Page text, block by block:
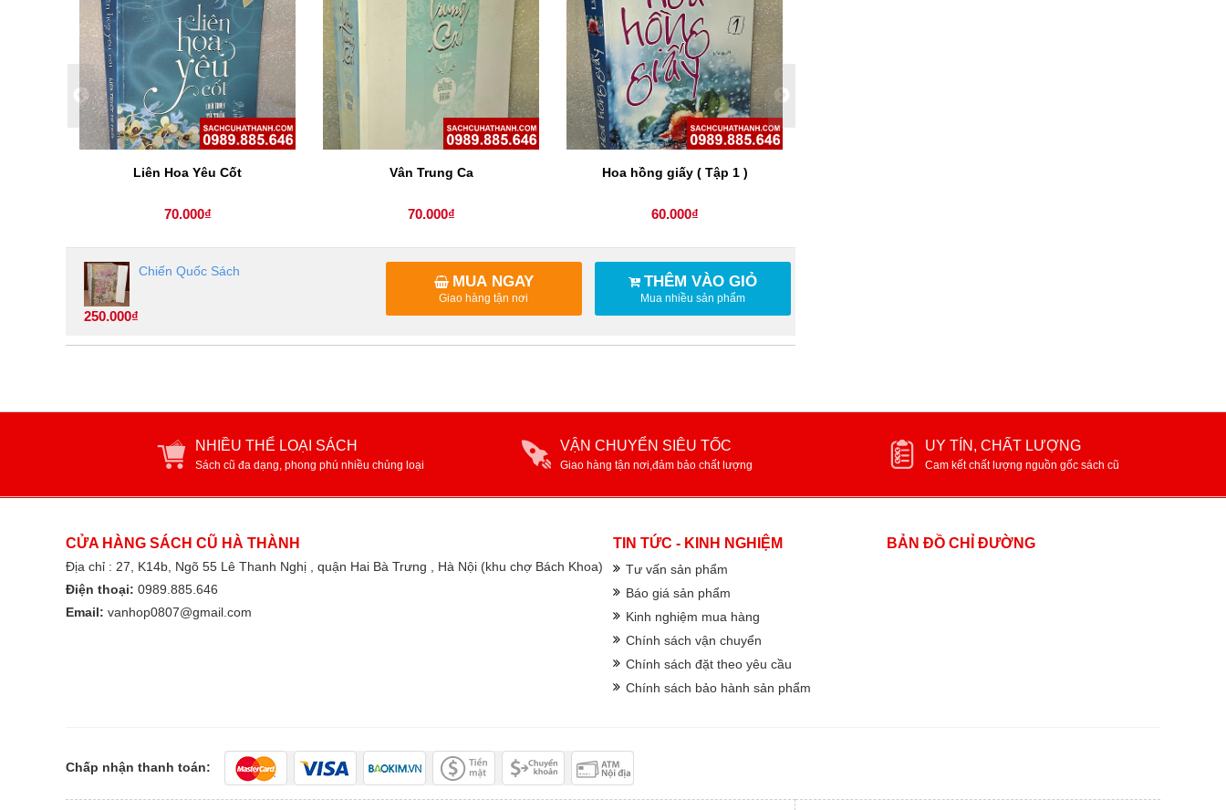
Liên Hoa Yêu Cốt
70.000₫
Vân Trung Ca
70.000₫
Hoa hồng giấy ( Tập 1 )
60.000₫
Chiến Quốc Sách
250.000₫
THÊM VÀO GIỎ
Mua nhiều sản phẩm
MUA NGAY
Giao hàng tận nơi
NHIỀU THỂ LOẠI SÁCH
Sách cũ đa dạng, phong phú nhiều chủng loại
VẬN CHUYỂN SIÊU TỐC
Giao hàng tận nơi,đảm bảo chất lượng
UY TÍN, CHẤT LƯỢNG
Cam kết chất lượng nguồn gốc sách cũ
CỬA HÀNG SÁCH CŨ HÀ THÀNH
Địa chỉ : 27, K14b, Ngõ 55 Lê Thanh Nghị , quận Hai Bà Trưng , Hà Nội (khu chợ Bách Khoa)
Điện thoại: 0989.885.646
Email: vanhop0807@gmail.com
TIN TỨC - KINH NGHIỆM
Tư vấn sản phẩm
Báo giá sản phẩm
Kinh nghiệm mua hàng
Chính sách vận chuyển
Chính sách đặt theo yêu cầu
Chính sách bảo hành sản phẩm
BẢN ĐỒ CHỈ ĐƯỜNG
Chấp nhận thanh toán: